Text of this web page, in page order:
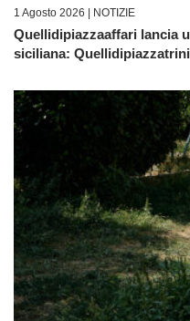
1 Agosto 2026 | NOTIZIE
Quellidipiazzaaffari lancia
siciliana: